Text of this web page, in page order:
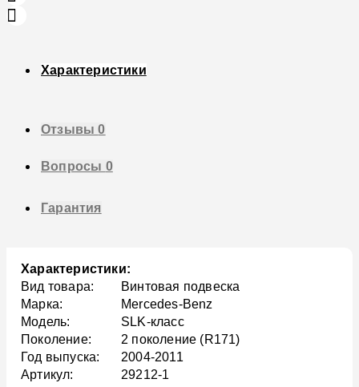
Характеристики
Отзывы0
Вопросы 0
Гарантия
Характеристики:
Вид товара:
Винтовая подвеска
Марка:
Mercedes-Benz
Модель:
SLK-класс
Поколение:
2 поколение (R171)
Год выпуска:
2004-2011
Артикул:
29212-1